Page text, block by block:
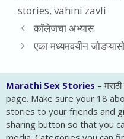
stories, vahini zavli
कॉलेजचा अभ्यास
एका मध्यमवयीन
Marathi Sex Stories –
page. Make sure your 18
stories to your friends and
sharing button so that you